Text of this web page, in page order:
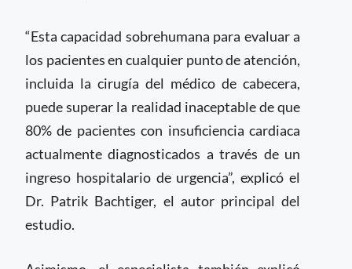
“Esta capacidad sobrehumana para evaluar a
los pacientes en cualquier punto de atención,
incluida la cirugía del médico de cabecera,
puede superar la realidad inaceptable de que
80% de pacientes con insuficiencia cardiaca
actualmente diagnosticados a través de un
ingreso hospitalario de urgencia”, explicó el
Dr. Patrik Bachtiger, el autor principal del
estudio.